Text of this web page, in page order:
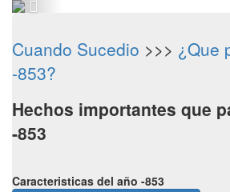
Cuando Sucedio >>> ¿Que
-853?
Hechos importantes que
-853
Caracteristicas del año -853